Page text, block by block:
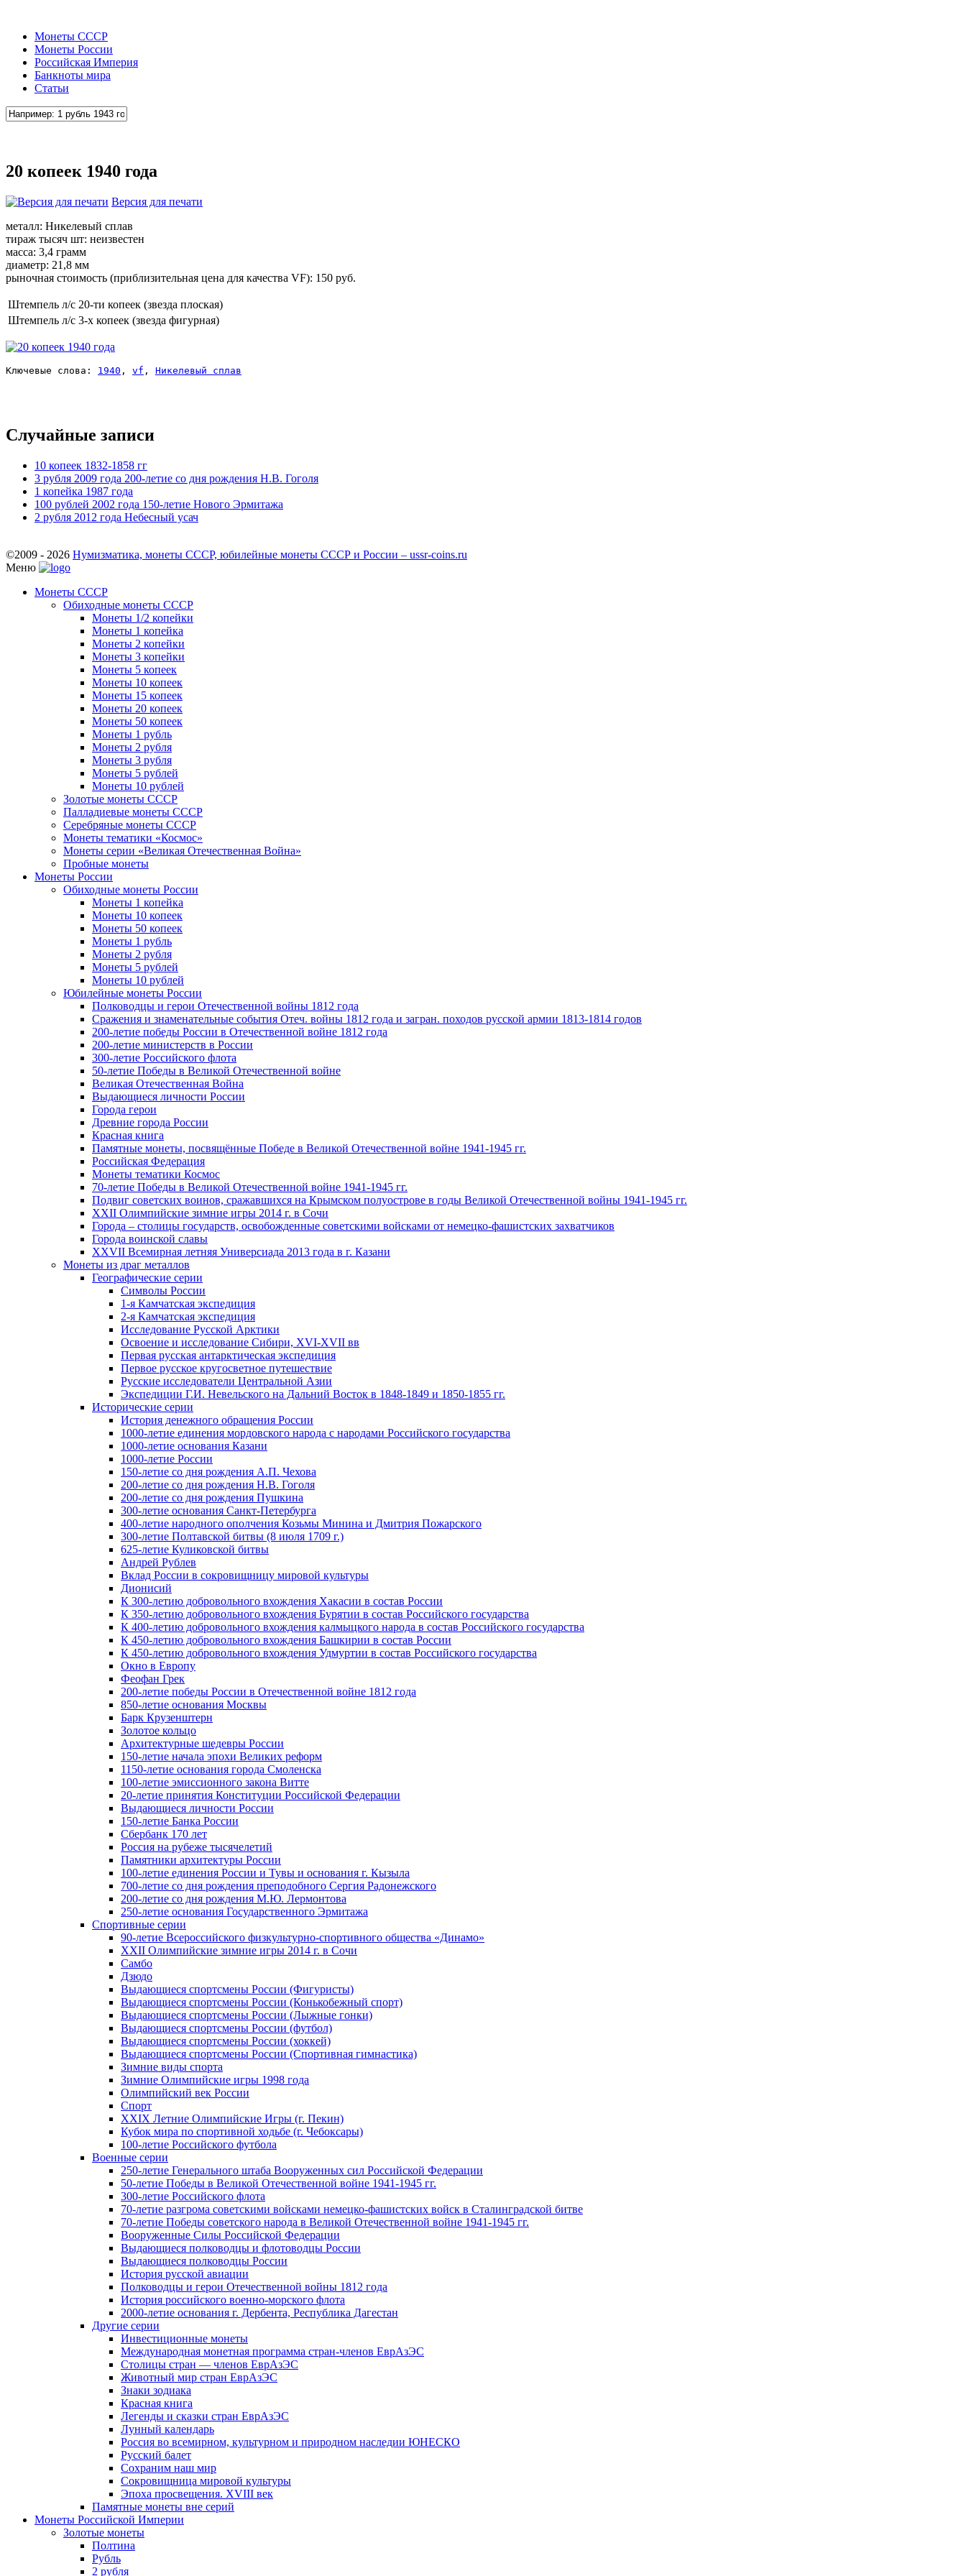
Монеты СССР
Монеты России
Российская Империя
Банкноты мира
Статьи
20 копеек 1940 года
Версия для печати
металл: Никелевый сплав
тираж тысяч шт: неизвестен
масса: 3,4 грамм
диаметр: 21,8 мм
рыночная стоимость (приблизительная цена для качества VF): 150 руб.
Штемпель л/с 20-ти копеек (звезда плоская)
Штемпель л/с 3-х копеек (звезда фигурная)
Ключевые слова: 1940 , vf , Никелевый сплав
Случайные записи
10 копеек 1832-1858 гг
3 рубля 2009 года 200-летие со дня рождения Н.В. Гоголя
1 копейка 1987 года
100 рублей 2002 года 150-летие Нового Эрмитажа
2 рубля 2012 года Небесный усач
©2009 - 2026 Нумизматика, монеты СССР, юбилейные монеты СССР и России – ussr-coins.ru
Меню
Монеты СССР
Обиходные монеты СССР
Монеты 1/2 копейки
Монеты 1 копейка
Монеты 2 копейки
Монеты 3 копейки
Монеты 5 копеек
Монеты 10 копеек
Монеты 15 копеек
Монеты 20 копеек
Монеты 50 копеек
Монеты 1 рубль
Монеты 2 рубля
Монеты 3 рубля
Монеты 5 рублей
Монеты 10 рублей
Золотые монеты СССР
Палладиевые монеты СССР
Серебряные монеты CCCР
Монеты тематики «Космос»
Монеты серии «Великая Отечественная Война»
Пробные монеты
Монеты России
Обиходные монеты России
Монеты 1 копейка
Монеты 10 копеек
Монеты 50 копеек
Монеты 1 рубль
Монеты 2 рубля
Монеты 5 рублей
Монеты 10 рублей
Юбилейные монеты России
Полководцы и герои Отечественной войны 1812 года
Сражения и знаменательные события Отеч. войны 1812 года и загран. походов русской армии 1813-1814 годов
200-летие победы России в Отечественной войне 1812 года
200-летие министерств в России
300-летие Российского флота
50-летие Победы в Великой Отечественной войне
Великая Отечественная Война
Выдающиеся личности России
Города герои
Древние города России
Красная книга
Памятные монеты, посвящённые Победе в Великой Отечественной войне 1941-1945 гг.
Российская Федерация
Монеты тематики Космос
70-летие Победы в Великой Отечественной войне 1941-1945 гг.
Подвиг советских воинов, сражавшихся на Крымском полуострове в годы Великой Отечественной войны 1941-1945 гг.
XXII Олимпийские зимние игры 2014 г. в Сочи
Города – столицы государств, освобожденные советскими войсками от немецко-фашистских захватчиков
Города воинской славы
XXVII Всемирная летняя Универсиада 2013 года в г. Казани
Монеты из драг металлов
Географические серии
Символы России
1-я Камчатская экспедиция
2-я Камчатская экспедиция
Исследование Русской Арктики
Освоение и исследование Сибири, XVI-XVII вв
Первая русская антарктическая экспедиция
Первое русское кругосветное путешествие
Русские исследователи Центральной Азии
Экспедиции Г.И. Невельского на Дальний Восток в 1848-1849 и 1850-1855 гг.
Исторические серии
История денежного обращения России
1000-летие единения мордовского народа с народами Российского государства
1000-летие основания Казани
1000-летие России
150-летие со дня рождения А.П. Чехова
200-летие со дня рождения Н.В. Гоголя
200-летие со дня рождения Пушкина
300-летие основания Санкт-Петербурга
400-летие народного ополчения Козьмы Минина и Дмитрия Пожарского
300-летие Полтавской битвы (8 июля 1709 г.)
625-летие Куликовской битвы
Андрей Рублев
Вклад России в сокровищницу мировой культуры
Дионисий
К 300-летию добровольного вхождения Хакасии в состав России
К 350-летию добровольного вхождения Бурятии в состав Российского государства
К 400-летию добровольного вхождения калмыцкого народа в состав Российского государства
К 450-летию добровольного вхождения Башкирии в состав России
К 450-летию добровольного вхождения Удмуртии в состав Российского государства
Окно в Европу
Феофан Грек
200-летие победы России в Отечественной войне 1812 года
850-летие основания Москвы
Барк Крузенштерн
Золотое кольцо
Архитектурные шедевры России
150-летие начала эпохи Великих реформ
1150-летие основания города Смоленска
100-летие эмиссионного закона Витте
20-летие принятия Конституции Российской Федерации
Выдающиеся личности России
150-летие Банка России
Сбербанк 170 лет
Россия на рубеже тысячелетий
Памятники архитектуры России
100-летие единения России и Тувы и основания г. Кызыла
700-летие со дня рождения преподобного Сергия Радонежского
200-летие со дня рождения М.Ю. Лермонтова
250-летие основания Государственного Эрмитажа
Спортивные серии
90-летие Всероссийского физкультурно-спортивного общества «Динамо»
XXII Олимпийские зимние игры 2014 г. в Сочи
Самбо
Дзюдо
Выдающиеся спортсмены России (Фигуристы)
Выдающиеся спортсмены России (Конькобежный спорт)
Выдающиеся спортсмены России (Лыжные гонки)
Выдающиеся спортсмены России (футбол)
Выдающиеся спортсмены России (хоккей)
Выдающиеся спортсмены России (Спортивная гимнастика)
Зимние виды спорта
Зимние Олимпийские игры 1998 года
Олимпийский век России
Спорт
XXIX Летние Олимпийские Игры (г. Пекин)
Кубок мира по спортивной ходьбе (г. Чебоксары)
100-летие Российского футбола
Военные серии
250-летие Генерального штаба Вооруженных сил Российской Федерации
50-летие Победы в Великой Отечественной войне 1941-1945 гг.
300-летие Российского флота
70-летие разгрома советскими войсками немецко-фашистских войск в Сталинградской битве
70-летие Победы советского народа в Великой Отечественной войне 1941-1945 гг.
Вооруженные Силы Российской Федерации
Выдающиеся полководцы и флотоводцы России
Выдающиеся полководцы России
История русской авиации
Полководцы и герои Отечественной войны 1812 года
История российского военно-морского флота
2000-летие основания г. Дербента, Республика Дагестан
Другие серии
Инвестиционные монеты
Международная монетная программа стран-членов ЕврАзЭС
Столицы стран — членов ЕврАзЭС
Животный мир стран ЕврАзЭС
Знаки зодиака
Красная книга
Легенды и сказки стран ЕврАзЭС
Лунный календарь
Россия во всемирном, культурном и природном наследии ЮНЕСКО
Русский балет
Сохраним наш мир
Сокровищница мировой культуры
Эпоха просвещения. XVIII век
Памятные монеты вне серий
Монеты Российской Империи
Золотые монеты
Полтина
Рубль
2 рубля